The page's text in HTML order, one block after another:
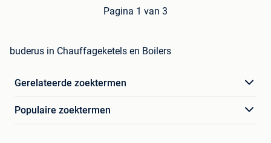
Pagina 1 van 3
buderus in Chauffageketels en Boilers
Gerelateerde zoektermen
Populaire zoektermen